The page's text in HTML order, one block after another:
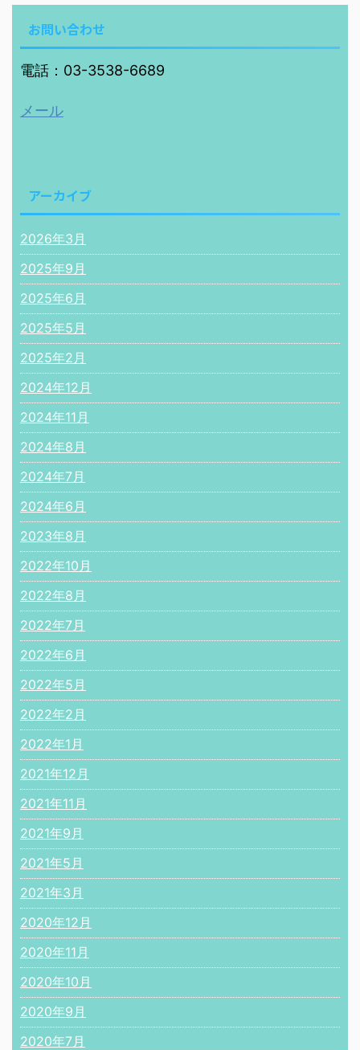
お問い合わせ
電話：03-3538-6689
メール
アーカイブ
2026年3月
2025年9月
2025年6月
2025年5月
2025年2月
2024年12月
2024年11月
2024年8月
2024年7月
2024年6月
2023年8月
2022年10月
2022年8月
2022年7月
2022年6月
2022年5月
2022年2月
2022年1月
2021年12月
2021年11月
2021年9月
2021年5月
2021年3月
2020年12月
2020年11月
2020年10月
2020年9月
2020年7月